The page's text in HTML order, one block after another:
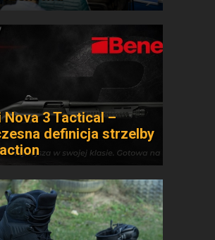
Nova 3 Tactical –
definicja strzelby